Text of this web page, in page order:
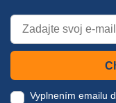
Vyplnením emailu